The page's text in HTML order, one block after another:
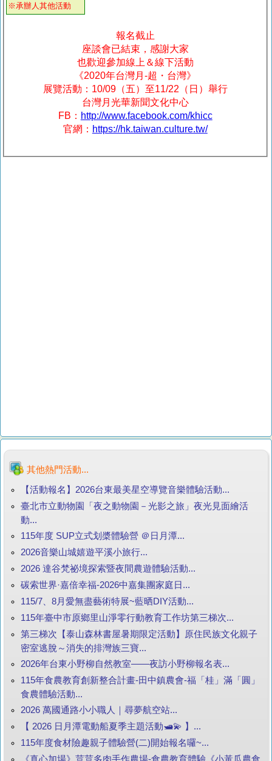
※承辦人其他活動
報名截止
座談會已結束，感謝大家
也歡迎參加線上＆線下活動
《2020年台灣月-超・台灣》
展覽活動：10/09（五）至11/22（日）舉行
台灣月光華新聞文化中心
FB： http://www.facebook.com/khicc
官網： https://hk.taiwan.culture.tw/
其他熱門活動...
【活動報名】2026台東最美星空導覽音樂體驗活動...
臺北市立動物園「夜之動物園－光影之旅」夜光見面繪活
動...
115年度 SUP立式划槳體驗營 ＠日月潭...
2026音樂山城嬉遊平溪小旅行...
2026 達谷梵祕境探索暨夜間農遊體驗活動...
碳索世界·嘉倍幸福-2026中嘉集團家庭日...
115/7、8月愛無盡藝術特展~藍晒DIY活動...
115年臺中市原鄉里山淨零行動教育工作坊第三梯次...
第三梯次【泰山森林書屋暑期限定活動】原住民族文化親子
密室逃脫～消失的排灣族三寶...
2026年台東小野柳自然教室——夜訪小野柳報名表...
115年食農教育創新整合計畫-田中鎮農會-福「桂」滿「圓」
食農體驗活動...
2026 萬國通路小小職人｜尋夢航空站...
【 2026 日月潭電動船夏季主題活動🛥️💫 】...
115年度食材險趣親子體驗營(二)開始報名囉~...
《真心加場》荳荳多肉手作農場-食農教育體驗《小黃瓜農食